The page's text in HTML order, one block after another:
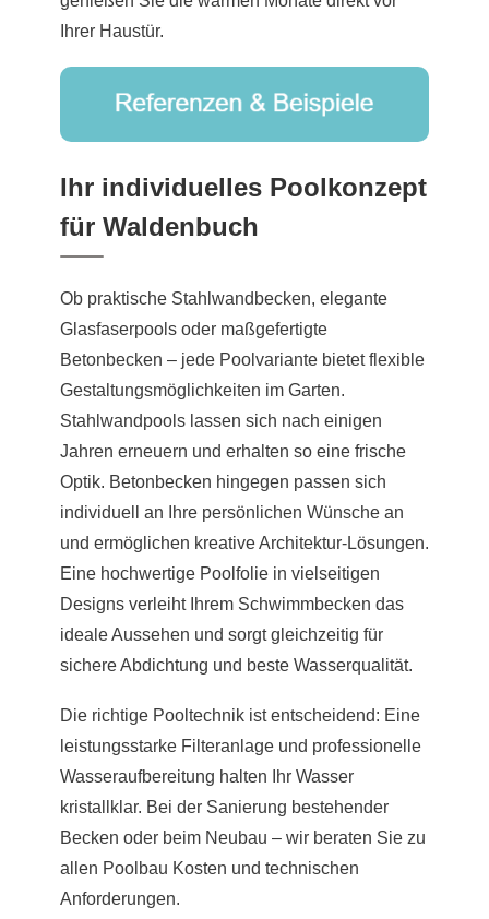
Ihrer Haustür.
Ihr individuelles Poolkonzept
für Waldenbuch
Ob praktische Stahlwandbecken, elegante
Glasfaserpools oder maßgefertigte
Betonbecken – jede Poolvariante bietet flexible
Gestaltungsmöglichkeiten im Garten.
Stahlwandpools lassen sich nach einigen
Jahren erneuern und erhalten so eine frische
Optik. Betonbecken hingegen passen sich
individuell an Ihre persönlichen Wünsche an
und ermöglichen kreative Architektur-Lösungen.
Eine hochwertige Poolfolie in vielseitigen
Designs verleiht Ihrem Schwimmbecken das
ideale Aussehen und sorgt gleichzeitig für
sichere Abdichtung und beste Wasserqualität.
Die richtige Pooltechnik ist entscheidend: Eine
leistungsstarke Filteranlage und professionelle
Wasseraufbereitung halten Ihr Wasser
kristallklar. Bei der Sanierung bestehender
Becken oder beim Neubau – wir beraten Sie zu
allen Poolbau Kosten und technischen
Anforderungen.